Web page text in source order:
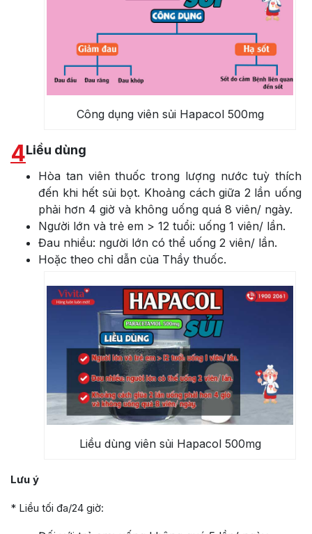
Công dụng viên sủi Hapacol 500mg
4Liều dùng
Hòa tan viên thuốc trong lượng nước tuỳ thích
đến khi hết sủi bọt. Khoảng cách giữa 2 lần uống
phải hơn 4 giờ và không uống quá 8 viên/ ngày.
Người lớn và trẻ em > 12 tuổi: uống 1 viên/ lần.
Đau nhiều: người lớn có thể uống 2 viên/ lần.
Hoặc theo chỉ dẫn của Thầy thuốc.
Liều dùng viên sủi Hapacol 500mg
Lưu ý
* Liều tối đa/24 giờ: